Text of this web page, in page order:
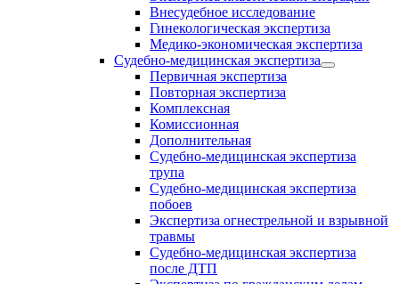
Внесудебное исследование
Гинекологическая экспертиза
Медико-экономическая экспертиза
Судебно-медицинская экспертиза
Первичная экспертиза
Повторная экспертиза
Комплексная
Комиссионная
Дополнительная
Судебно-медицинская экспертиза
трупа
Судебно-медицинская экспертиза
побоев
Экспертиза огнестрельной и взрывной
травмы
Судебно-медицинская экспертиза
после ДТП